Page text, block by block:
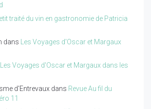
traité du vin en gastronomie de Patricia
dans Les Voyages d'Oscar et Margaux
Les Voyages d'Oscar et Margaux dans les
d'Entrevaux dans Revue Au fil du
11